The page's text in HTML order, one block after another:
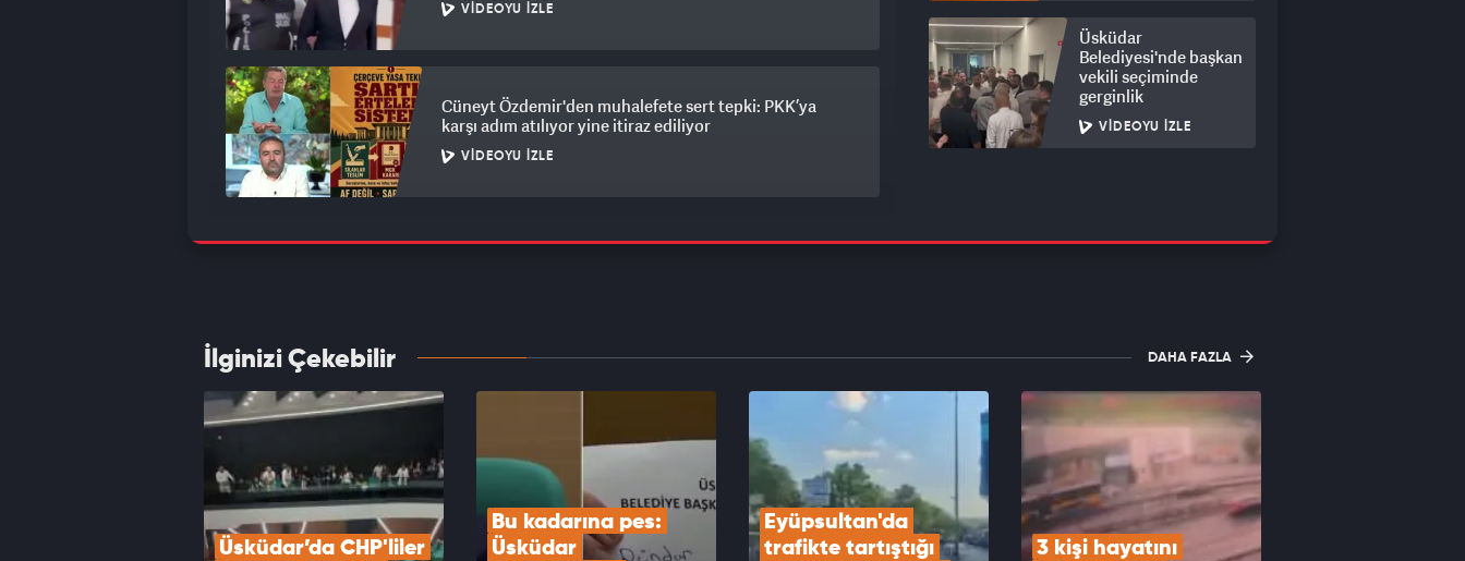
VIDEOYU İZLE
Cüneyt Özdemir'den muhalefete sert tepki: PKK’ya
karşı adım atılıyor yine itiraz ediliyor
VIDEOYU İZLE
Freni boşalan tır, kırmızı ışıkta bekleyen araçları biçti:
Üsküdar
Belediyesi'nde başkan
vekili seçiminde
gerginlik
VIDEOYU İZLE
İlginizi Çekebilir DAHA FAZLA
Üsküdar’da CHP'liler
Bu kadarına pes:
Üsküdar
Eyüpsultan'da
trafikte tartıştığı
3 kişi hayatını